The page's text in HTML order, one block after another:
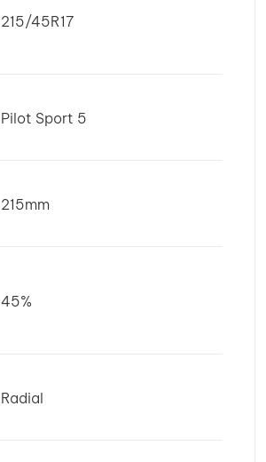
215/45R17
Pilot Sport 5
215mm
45%
Radial